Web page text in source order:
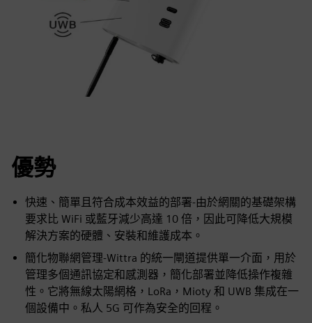
優勢
快速、簡單且符合成本效益的部署-由於網關的基礎架構
要求比 WiFi 或藍牙減少高達 10 倍，因此可降低大規模
解決方案的硬體、安裝和維護成本。
簡化物聯網管理-Wittra 的統一閘道提供單一介面，用於
管理多個通訊協定和感測器，簡化部署並降低操作複雜
性。它將無線太陽網格，LoRa，Mioty 和 UWB 集成在一
個設備中。私人 5G 可作為安全的回程。